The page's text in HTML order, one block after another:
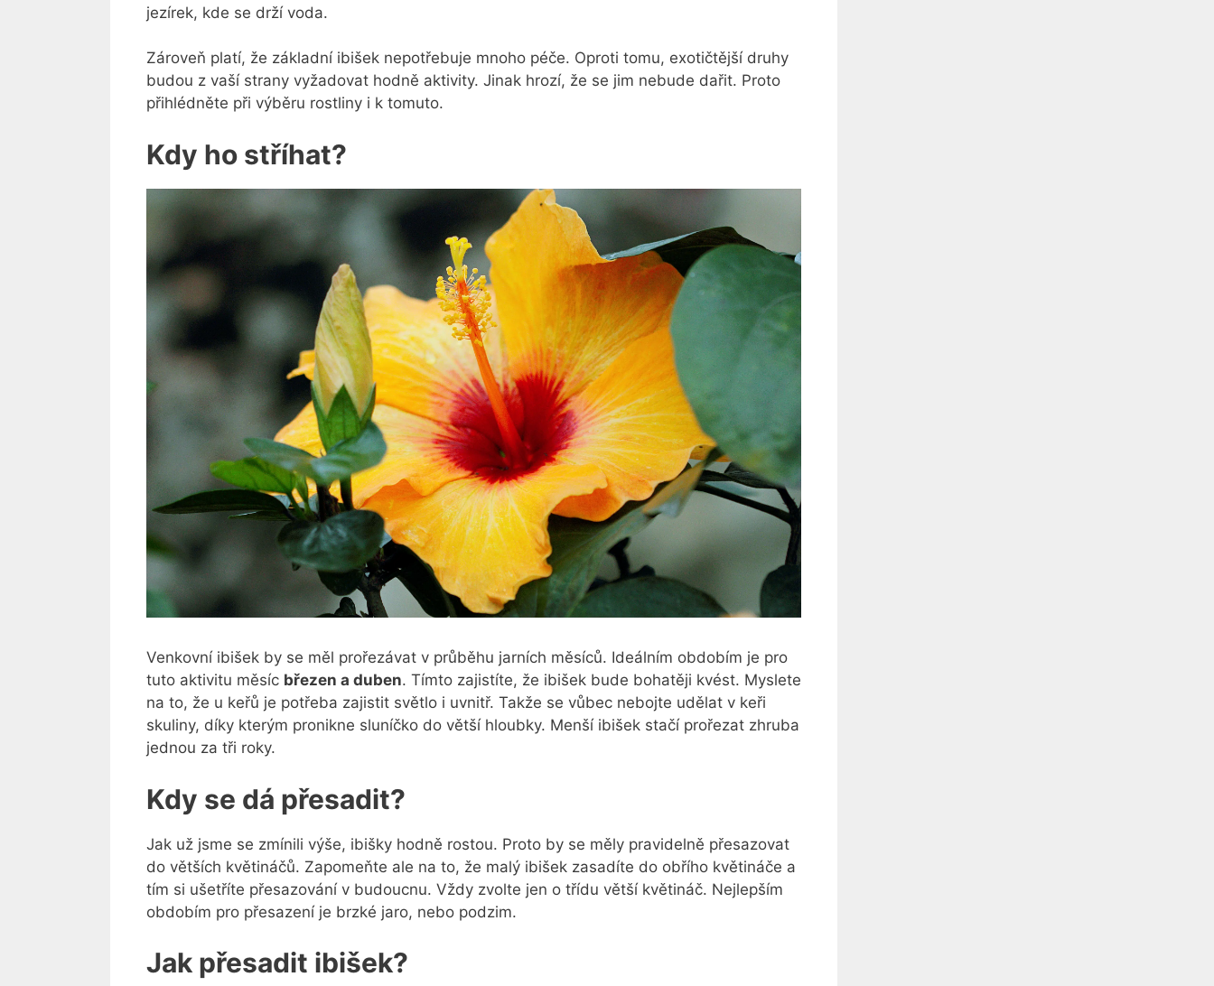
jezírek, kde se drží voda.
Zároveň platí, že základní ibišek nepotřebuje mnoho péče. Oproti tomu, exotičtější druhy
budou z vaší strany vyžadovat hodně aktivity. Jinak hrozí, že se jim nebude dařit. Proto
přihlédněte při výběru rostliny i k tomuto.
Kdy ho stříhat?
Venkovní ibišek by se měl prořezávat v průběhu jarních měsíců. Ideálním obdobím je pro
tuto aktivitu měsíc březen a duben. Tímto zajistíte, že ibišek bude bohatěji kvést. Myslete
na to, že u keřů je potřeba zajistit světlo i uvnitř. Takže se vůbec nebojte udělat v keři
skuliny, díky kterým pronikne sluníčko do větší hloubky. Menší ibišek stačí prořezat zhruba
jednou za tři roky.
Kdy se dá přesadit?
Jak už jsme se zmínili výše, ibišky hodně rostou. Proto by se měly pravidelně přesazovat
do větších květináčů. Zapomeňte ale na to, že malý ibišek zasadíte do obřího květináče a
tím si ušetříte přesazování v budoucnu. Vždy zvolte jen o třídu větší květináč. Nejlepším
obdobím pro přesazení je brzké jaro, nebo podzim.
Jak přesadit ibišek?